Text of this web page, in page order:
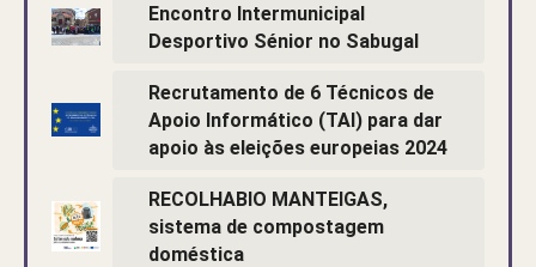
Encontro Intermunicipal
Desportivo Sénior no Sabugal
Recrutamento de 6 Técnicos de
Apoio Informático (TAI) para dar
apoio às eleições europeias 2024
RECOLHABIO MANTEIGAS,
sistema de compostagem
doméstica